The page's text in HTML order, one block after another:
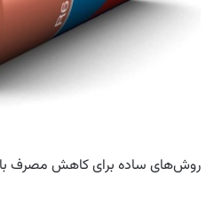
روش‌های ساده برای کاهش مصرف